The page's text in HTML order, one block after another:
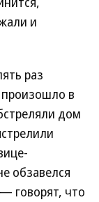
и
раз
в
дом
обзавелся
говорят, что